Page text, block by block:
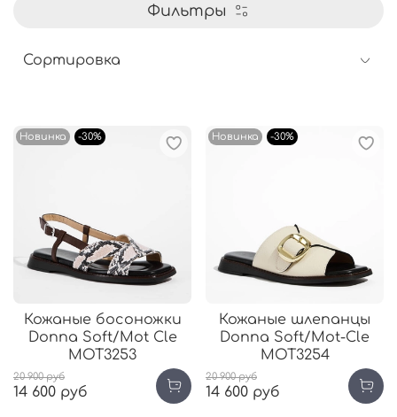
Фильтры
Новинка -30%
Кожаные босоножки
Donna Soft/Mot Cle
MOT3253
20 900 руб
14 600 руб
Новинка -30%
Кожаные шлепанцы
Donna Soft/Mot-Cle
MOT3254
20 900 руб
14 600 руб